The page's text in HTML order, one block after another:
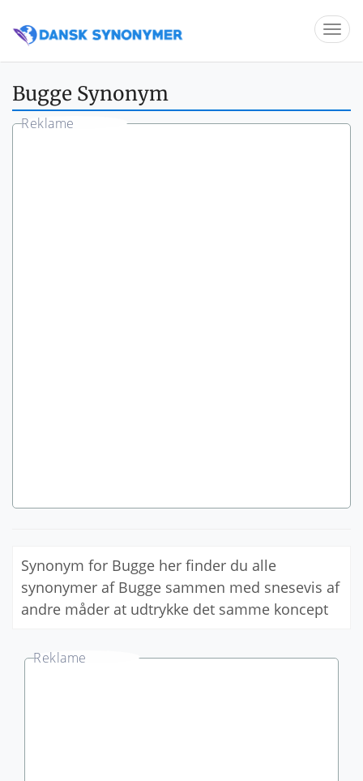
Bugge Synonym
Synonym for Bugge her finder du alle
synonymer af Bugge sammen med snesevis af
andre måder at udtrykke det samme koncept